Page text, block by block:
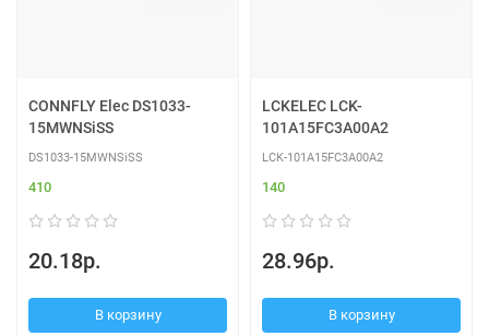
CONNFLY Elec DS1033-
15MWNSiSS
DS1033-15MWNSiSS
410
20.18р.
В корзину
LCKELEC LCK-
101A15FC3A00A2
LCK-101A15FC3A00A2
140
28.96р.
В корзину